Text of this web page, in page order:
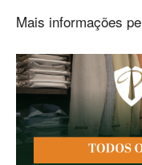
Mais informações